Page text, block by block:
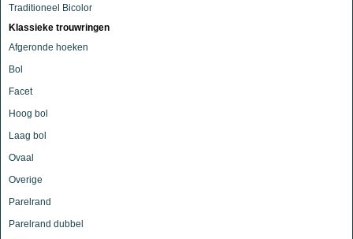
Traditioneel Bicolor
Klassieke trouwringen
Afgeronde hoeken
Bol
Facet
Hoog bol
Laag bol
Ovaal
Overige
Parelrand
Parelrand dubbel